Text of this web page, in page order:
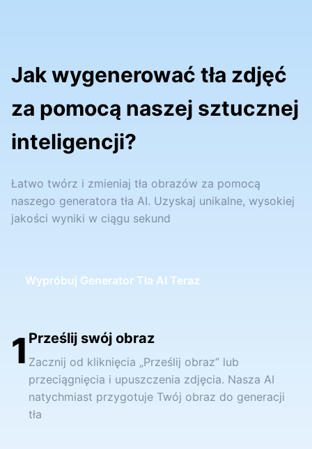
Jak wygenerować tła zdjęć
za pomocą naszej sztucznej
inteligencji?
Łatwo twórz i zmieniaj tła obrazów za pomocą
naszego generatora tła AI. Uzyskaj unikalne, wysokiej
jakości wyniki w ciągu sekund
Wypróbuj Generator Tła AI Teraz
1 Prześlij swój obraz
Zacznij od kliknięcia „Prześlij obraz” lub
przeciągnięcia i upuszczenia zdjęcia. Nasza AI
natychmiast przygotuje Twój obraz do generacji
tła